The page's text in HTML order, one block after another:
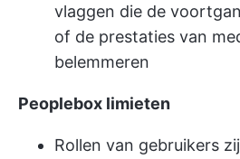
vlaggen die de
of de prestaties van
belemmeren
Peoplebox limieten
Rollen van gebruikers